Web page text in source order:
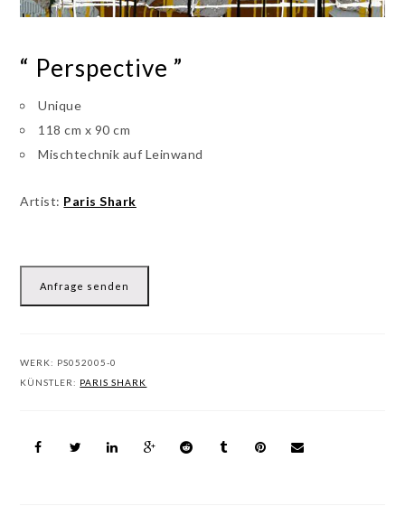
“ Perspective ”
Unique
118 cm x 90 cm
Mischtechnik auf Leinwand
Artist: Paris Shark
Anfrage senden
WERK: PS052005-0
KÜNSTLER: PARIS SHARK